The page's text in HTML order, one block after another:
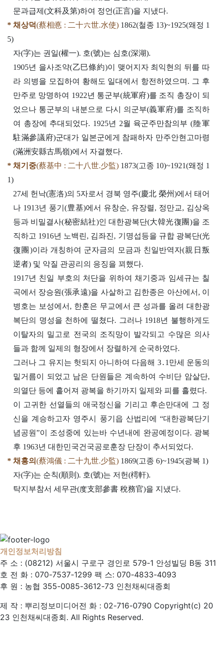
문과급제(文科及第)하여 정언(正言)을 지냈다.
* 채상덕(蔡相悳 : 二十六世.水使) 1862(철종 13)~1925(왜정 1
5)
자(字)는 권일(權一). 호(號)는 심호(深湖).
1905년 을사조약(乙巳條約)이 맺어지자 최익현의 뒤를 따
라 의병을 모집하여 황해도 일대에서 항전하였으며. 그 후
만주로 망명하여 1922년 통군부(統軍府)를 조직 총장이 되
었으나 통군부의 내분으로 다시 의군부(義軍府)를 조직하
여 총장에 추대되었다. 1925년 2월 육군주만참의부 (陸軍
駐滿參議府)군대가 일본군에게 참패하자 만주안현고마령
(滿洲安縣古馬嶺)에서 자결했다.
* 채기중(蔡基中 : 二十八世.少監) 1873(고종 10)~1921(왜정 1
1)
27세 헌낙(憲洛)의 5자로서 경북 영주(慶北 榮州)에서 태어
나 1913년 풍기(豊基)에서 유창순, 유장렬, 정만교, 김상옥
등과 비밀결사(秘密結社)인 대한광복단(大韓光復團)을 조
직하고 1916년 노백린, 김좌진, 기명섭등을 규합 광복단(光
復團)이라 개칭하여 군자금의 모금과 친일반역자(親日叛
逆者) 및 악질 관공리의 응징을 꾀했다.
1917년 친일 부호의 처단을 위하여 채기중과 임세규는 칠
곡에서 장승원(張承遠)을 사살하고 김한종은 아산에서, 이
병호는 보성에서, 한훈은 무교에서 큰 성과를 올려 대한광
복단의 명성을 천하에 떨쳤다. 그러나 1918년 불행하게도
이탈자의 밀고로 전국의 조직망이 발각되고 수많은 의사
들과 함께 일제의 형장에서 장렬하게 순국하였다.
그러나 그 유지는 헛되지 아니하여 다음해 3․1만세 운동의
밑거름이 되었고 남은 단원들은 계속하여 수비단 암살단,
의열단 등에 흩어져 광복을 하기까지 일제와 피를 흘렸다.
이 고귀한 선열들의 애국정신을 기리고 후손만대에 그 정
신을 계승하고자 영주시 풍기읍 산법리에 “대한광복단기
념공원”이 조성중에 있는바 수년내에 완공예정이다. 광복
후 1963년 대한민국건국공로훈장 단장이 추서되었다.
* 채홍의 (蔡鴻儀 : 二十九世.少監) 1869(고종 6)~1945(광복 1)
자(字)는 순칙(順則). 호(號)는 저헌(樗軒).
탁지부참서 세무관(度支部參書 稅務官)을 지냈다.
개인정보처리방침
주 소 : (08212) 서울시 구로구 경인로 579-1 안성빌딩 B동 311
호 전 화 : 070-7537-1299 팩 스: 070-4833-4093
후 원 : 농협 355-0085-3612-73 인천채씨대종회
제 작 : 뿌리정보미디어전 화 : 02-716-0790 Copyright(c) 20
23 인천채씨대종회. All Rights Reserved.